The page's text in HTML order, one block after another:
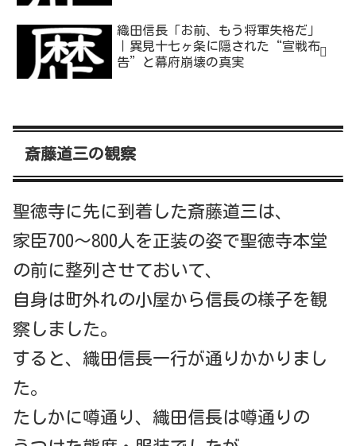
織田信長「お前、もう将軍失格だ」
｜異見十七ヶ条に隠された“宣戦布
告”と幕府崩壊の真実
斎藤道三の観察
聖徳寺に先に到着した斎藤道三は、
家臣700～800人を正装の姿で聖徳寺本堂
の前に整列させておいて、
自身は町外れの小屋から信長の様子を観
察しました。
すると、織田信長一行が通りかかりまし
た。
たしかに噂通り、織田信長は噂通りの